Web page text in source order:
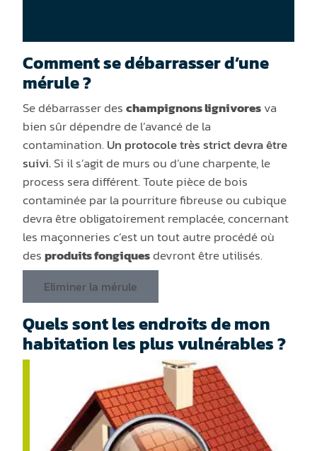
Comment se débarrasser d’une
mérule ?
Se débarrasser deschampignons lignivoresva
bien sûr dépendre de l’avancé de la
contamination. Un protocole très strict devra être
suivi.Si il s’agit de murs ou d’une charpente, le
process sera différent. Toute pièce de bois
contaminée par la pourriture fibreuse ou cubique
devra être obligatoirement remplacée, concernant
les maçonneries c’est un tout autre procédé où
desproduits fongiquesdevront être utilisés.
Eliminer la mérule
Quels sont les endroits de mon
habitation les plus vulnérables ?